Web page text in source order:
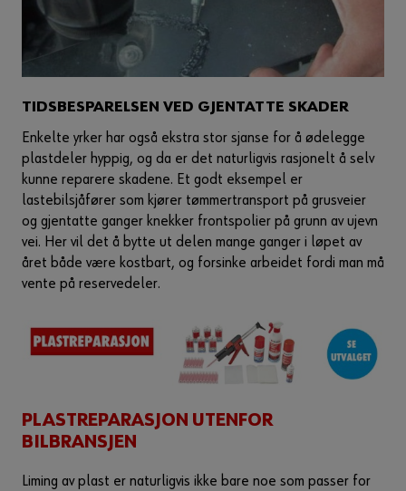
TIDSBESPARELSEN VED GJENTATTE SKADER
Enkelte yrker har også ekstra stor sjanse for å ødelegge
plastdeler hyppig, og da er det naturligvis rasjonelt å selv
kunne reparere skadene. Et godt eksempel er
lastebilsjåfører som kjører tømmertransport på grusveier
og gjentatte ganger knekker frontspolier på grunn av ujevn
vei. Her vil det å bytte ut delen mange ganger i løpet av
året både være kostbart, og forsinke arbeidet fordi man må
vente på reservedeler.
PLASTREPARASJON UTENFOR
BILBRANSJEN
Liming av plast er naturligvis ikke bare noe som passer for